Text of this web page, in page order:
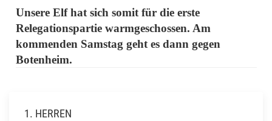
Unsere Elf hat sich somit für die erste
Relegationspartie warmgeschossen. Am
kommenden Samstag geht es dann gegen
Botenheim.
1. HERREN